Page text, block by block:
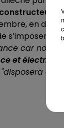
en
s’imposer de
car nous
et électrique
"disposera de